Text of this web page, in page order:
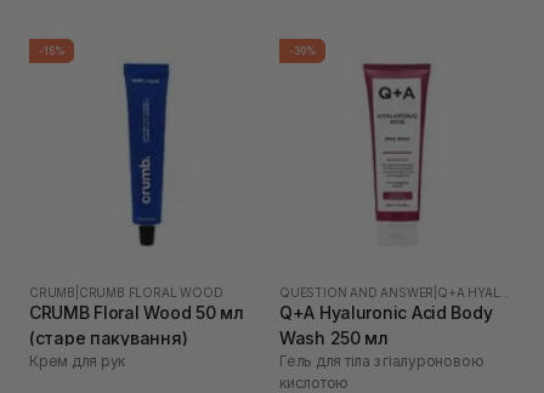
-15%
CRUMB CRUMB FLORAL WOOD
CRUMB Floral Wood 50 мл
(старе пакування)
Крем для рук
-30%
QUESTION AND ANSWER
Q+A Hyaluronic Acid Body
Wash 250 мл
Гель для тіла з гіалуроновою
кислотою